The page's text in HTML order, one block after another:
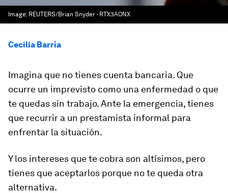
Image: REUTERS/Brian Snyder - RTX3AONX
Cecilia Barría
Imagina que no tienes cuenta bancaria. Que
ocurre un imprevisto como una enfermedad o que
te quedas sin trabajo. Ante la emergencia, tienes
que recurrir a un prestamista informal para
enfrentar la situación.
Y los intereses que te cobra son altísimos, pero
tienes que aceptarlos porque no te queda otra
alternativa.